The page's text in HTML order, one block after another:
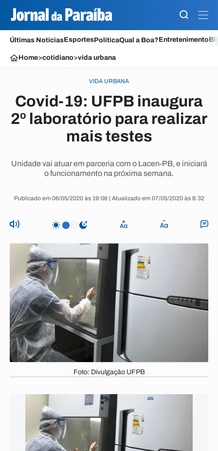
Últimas NotíciasEsportesPolíticaQual a Boa?Entretenimento
Home>cotidiano>vida urbana
VIDA URBANA
Covid-19: UFPB inaugura
2º laboratório para realizar
mais testes
Unidade vai atuar em parceria com o Lacen-PB, e iniciará
o funcionamento na próxima semana.
Publicado em 06/05/2020 às 19:06 | Atualizado em 07/05/2020 às 8:32
Foto: Divulgação UFPB